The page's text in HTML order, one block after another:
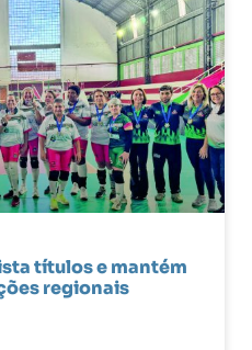
títulos e mantém
regionais